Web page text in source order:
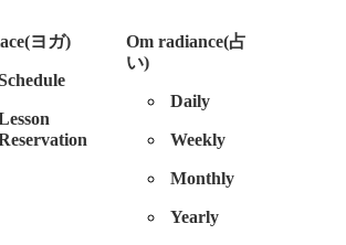
ヨガ)
Om radiance(占
い)
Daily
Weekly
Monthly
Yearly